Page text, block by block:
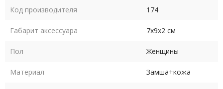
Код производителя 174
Габарит аксессуара 7х9х2 см
Пол Женщины
Материал Замша+кожа